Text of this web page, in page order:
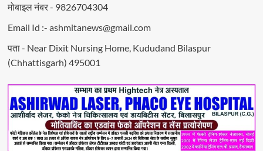
मोबाइल नंबर - 9826704304
Email Id :- ashmitanews@gmail.com
पता - Near Dixit Nursing Home, Kududand Bilaspur
(Chhattisgarh) 495001